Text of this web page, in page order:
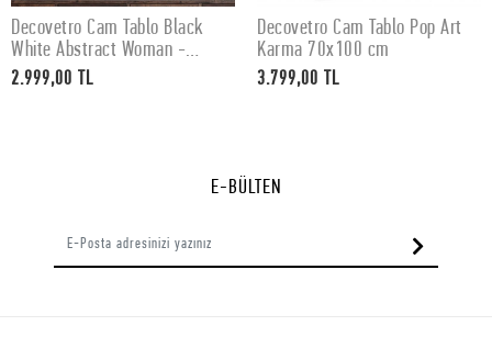
SEPETE EKLE
Decovetro Cam Tablo Black
White Abstract Woman -
50x70 cm
2.999,00 TL
SEPETE EKLE
Decovetro Cam Tablo Pop Art
Karma 70x100 cm
3.799,00 TL
E-BÜLTEN